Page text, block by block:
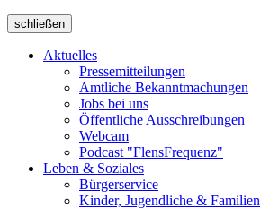
schließen
Aktuelles
Pressemitteilungen
Amtliche Bekanntmachungen
Jobs bei uns
Öffentliche Ausschreibungen
Webcam
Podcast "FlensFrequenz"
Leben & Soziales
Bürgerservice
Kinder, Jugendliche & Familien